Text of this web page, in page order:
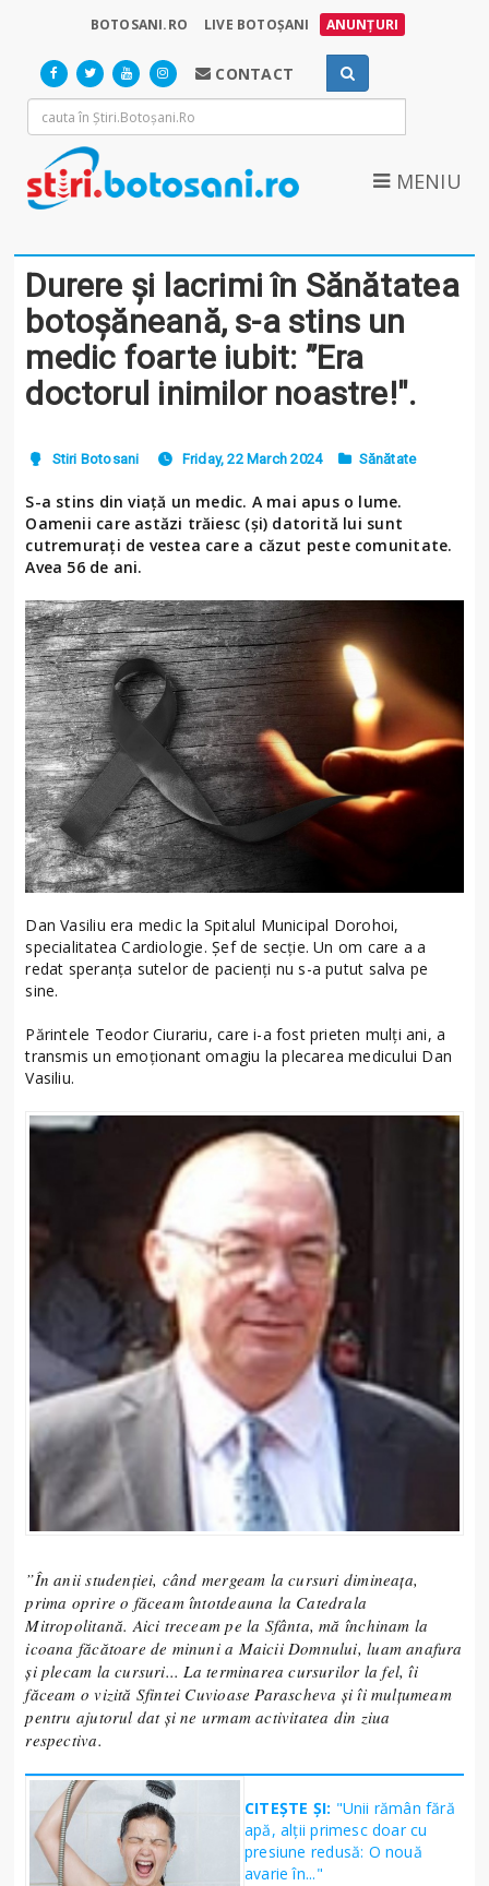
BOTOSANI.RO LIVE BOTOȘANI ANUNȚURI
CONTACT
MENIU
Durere și lacrimi în Sănătatea
botoșăneană, s-a stins un
medic foarte iubit: ”Era
doctorul inimilor noastre!".
Stiri Botosani Friday, 22 March 2024 Sănătate
S-a stins din viață un medic. A mai apus o lume.
Oamenii care astăzi trăiesc (și) datorită lui sunt
cutremurați de vestea care a căzut peste comunitate.
Avea 56 de ani.
Dan Vasiliu era medic la Spitalul Municipal Dorohoi,
specialitatea Cardiologie. Șef de secție. Un om care a a
redat speranța sutelor de pacienți nu s-a putut salva pe
sine.
Părintele Teodor Ciurariu, care i-a fost prieten mulți ani, a
transmis un emoționant omagiu la plecarea medicului Dan
Vasiliu.
”În anii studenției, când mergeam la cursuri dimineața,
prima oprire o făceam întotdeauna la Catedrala
Mitropolitană. Aici treceam pe la Sfânta, mă închinam la
icoana făcătoare de minuni a Maicii Domnului, luam anafura
și plecam la cursuri... La terminarea cursurilor la fel, îi
făceam o vizită Sfintei Cuvioase Parascheva și îi mulțumeam
pentru ajutorul dat și ne urmam activitatea din ziua
respectiva.
CITEȘTE ȘI: "Unii rămân fără
apă, alții primesc doar cu
presiune redusă: O nouă
avarie în..."